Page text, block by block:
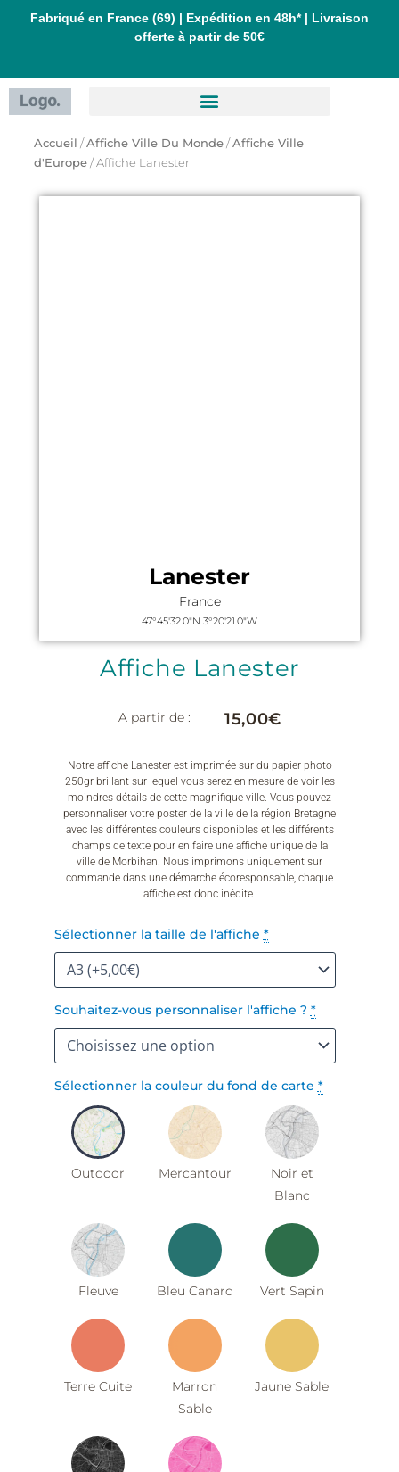
AllerFabriqué en France (69) | Expédition en 48h* | Livraison
offerte à partir de 50€
Accueil /Affiche Ville Du Monde /Affiche Ville
d'Europe / Affiche Lanester
Affiche Lanester
A partir de : 15,00€
Notre affiche Lanester est imprimée sur du papier photo
250gr brillant sur lequel vous serez en mesure de voir les
moindres détails de cette magnifique ville. Vous pouvez
personnaliser votre poster de la ville de la région Bretagne
avec les différentes couleurs disponibles et les différents
champs de texte pour en faire une affiche unique de la
ville de Morbihan. Nous imprimons uniquement sur
commande dans une démarche écoresponsable, chaque
affiche est donc inédite.
Sélectionner la taille de l'affiche *
Souhaitez-vous personnaliser l'affiche ? *
Sélectionner la couleur du fond de carte *
Outdoor Mercantour
Noir et
Blanc
Fleuve Bleu Canard Vert Sapin
Terre Cuite
Marron
Sable
Jaune Sable
quantité
de
Affiche
Lanester
Lanester
France
47°45'32.0"N 3°20'21.0"W